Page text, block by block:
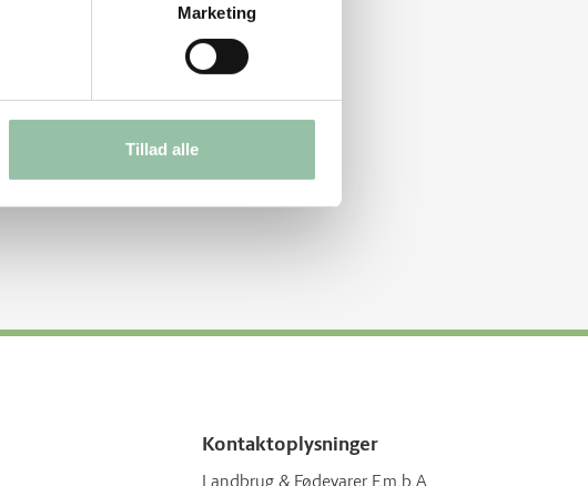
Marketing
Tillad alle
Kontaktoplysninger
Landbrug & Fødevarer F.m.b.A